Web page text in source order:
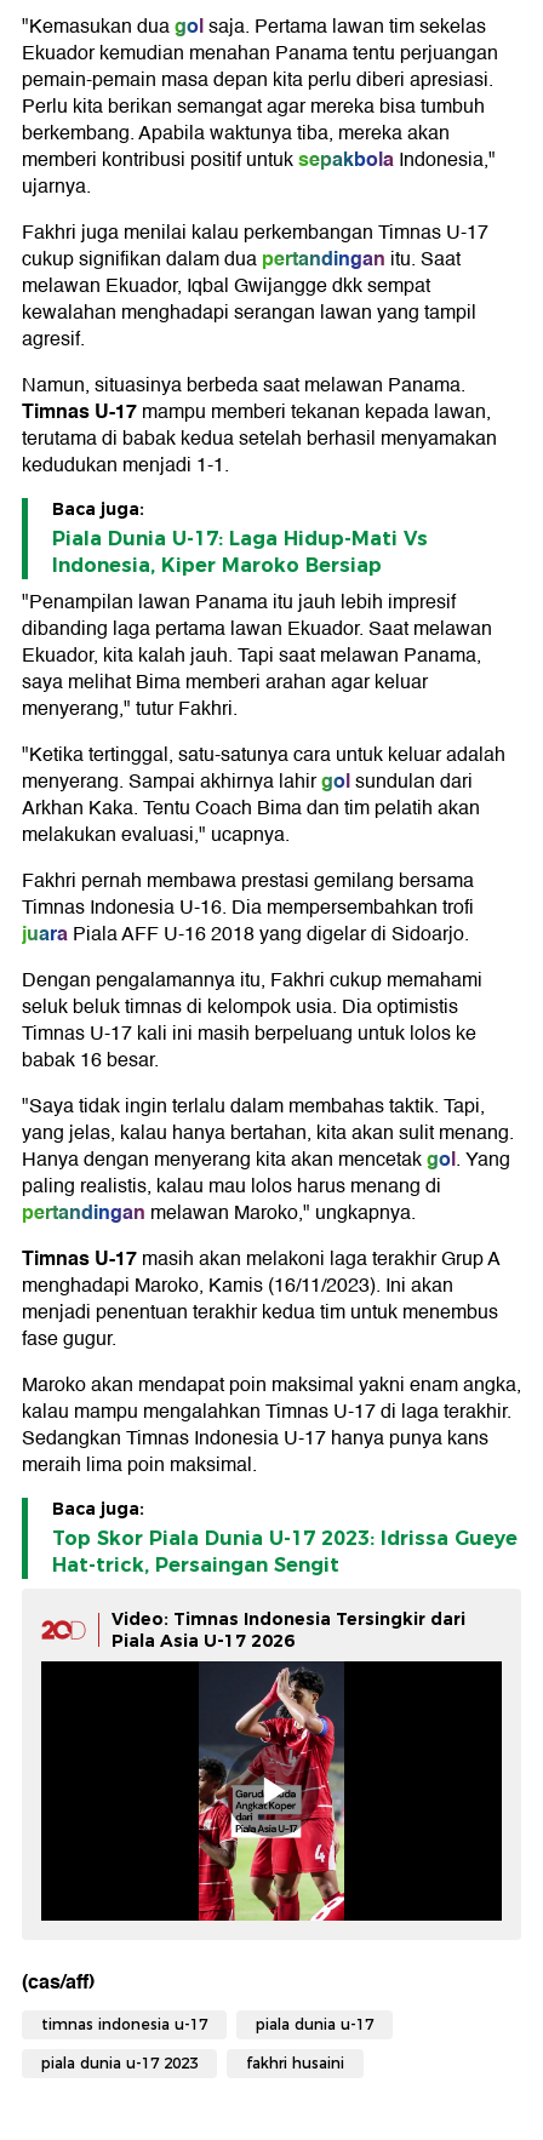
"Kemasukan duagolsaja. Pertama lawan tim sekelas
Ekuador kemudian menahan Panama tentu perjuangan
pemain-pemain masa depan kita perlu diberi apresiasi.
Perlu kita berikan semangat agar mereka bisa tumbuh
berkembang. Apabila waktunya tiba, mereka akan
memberi kontribusi positif untuksepakbolaIndonesia,"
ujarnya.
Fakhri juga menilai kalau perkembangan Timnas U-17
cukup signifikan dalam duapertandingan itu. Saat
melawan Ekuador, Iqbal Gwijangge dkk sempat
kewalahan menghadapi serangan lawan yang tampil
agresif.
Namun, situasinya berbeda saat melawan Panama.
Timnas U-17mampu memberi tekanan kepada lawan,
terutama di babak kedua setelah berhasil menyamakan
kedudukan menjadi 1-1.
Baca juga:
Piala Dunia U-17: Laga Hidup-Mati Vs
Indonesia, Kiper Maroko Bersiap
"Penampilan lawan Panama itu jauh lebih impresif
dibanding laga pertama lawan Ekuador. Saat melawan
Ekuador, kita kalah jauh. Tapi saat melawan Panama,
saya melihat Bima memberi arahan agar keluar
menyerang," tutur Fakhri.
"Ketika tertinggal, satu-satunya cara untuk keluar adalah
menyerang. Sampai akhirnya lahirgolsundulan dari
Arkhan Kaka. Tentu Coach Bima dan tim pelatih akan
melakukan evaluasi," ucapnya.
Fakhri pernah membawa prestasi gemilang bersama
Timnas Indonesia U-16. Dia mempersembahkan trofi
juaraPiala AFF U-16 2018 yang digelar di Sidoarjo.
Dengan pengalamannya itu, Fakhri cukup memahami
seluk beluk timnas di kelompok usia. Dia optimistis
Timnas U-17 kali ini masih berpeluang untuk lolos ke
babak 16 besar.
"Saya tidak ingin terlalu dalam membahas taktik. Tapi,
yang jelas, kalau hanya bertahan, kita akan sulit menang.
Hanya dengan menyerang kita akan mencetakgol. Yang
paling realistis, kalau mau lolos harus menang di
pertandingan melawan Maroko," ungkapnya.
Timnas U-17masih akan melakoni laga terakhir Grup A
menghadapi Maroko, Kamis (16/11/2023). Ini akan
menjadi penentuan terakhir kedua tim untuk menembus
fase gugur.
Maroko akan mendapat poin maksimal yakni enam angka,
kalau mampu mengalahkan Timnas U-17 di laga terakhir.
Sedangkan Timnas Indonesia U-17 hanya punya kans
meraih lima poin maksimal.
Baca juga:
Top Skor Piala Dunia U-17 2023: Idrissa Gueye
Hat-trick, Persaingan Sengit
Video: Timnas Indonesia Tersingkir dari
Piala Asia U-17 2026
(cas/aff)
timnas indonesia u-17 piala dunia u-17
piala dunia u-17 2023 fakhri husaini